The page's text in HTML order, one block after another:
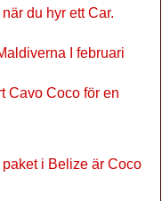
du hyr ett Car.
I februari
Cavo Coco för en
i Belize är Coco